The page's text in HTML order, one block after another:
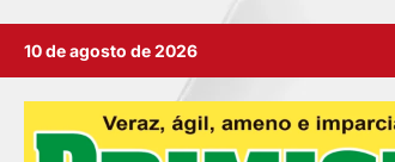
10 de agosto de 2026